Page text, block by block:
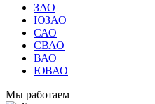
ЗАО
ЮЗАО
САО
СВАО
ВАО
ЮВАО
Мы работаем